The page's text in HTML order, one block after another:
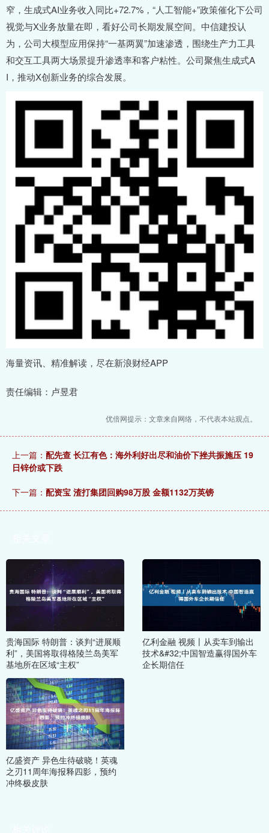
窄，生成式AI业务收入同比+72.7%，“人工智能+”政策催化下公司
视觉与X业务放量在即，看好公司长期发展空间。中信建投认
为，公司大模型应用保持“一基两翼”加速渗透，围绕生产力工具
和交互工具两大场景提升渗透率和客户粘性。公司聚焦生成式A
I，推动X创新业务的综合发展。
海量资讯、精准解读，尽在新浪财经APP
责任编辑：卢昱君
优倍网提示：文章来自网络，不代表本站观点。
上一篇： 配先查 长江有色：海外利好出尽和油价下挫共振施压 19
日锌价或下跌
下一篇： 配资宝 渣打集团回购98万股 金额1132万英镑
贵海国际 特朗普：谈判“进展顺
利”，美国将取得格陵兰岛美军
基地所在区域“主权”
亿利金融 视频丨从卖车到输出
技术&#32;中国智造赢得国外车
企长期信任
亿盛资产 异色生待破晓！英魂
之刃11周年海报释四影，预约
冲终极皮肤